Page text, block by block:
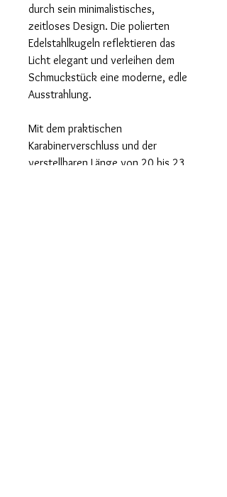
durch sein minimalistisches,
zeitloses Design. Die polierten
Edelstahlkugeln reflektieren das
Licht elegant und verleihen dem
Schmuckstück eine moderne, edle
Ausstrahlung.
Mit dem praktischen
Karabinerverschluss und der
verstellbaren Länge von 20 bis 23